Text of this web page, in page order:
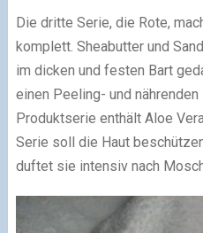
Die dritte Serie, die Rote,
komplett. Sheabutter und
im dicken und festen Bart
einen Peeling- und
Produktserie enthält Aloe
Serie soll die Haut
duftet sie intensiv nach